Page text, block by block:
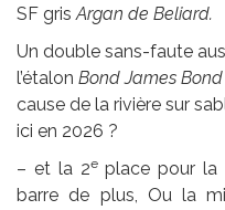
SF grisArgan de Beliard.
Un double sans-faute
l’étalon Bond James
cause de la rivière sur
ici en 2026 ?
– et la 2eplace pour la
barre de plus, Ou la